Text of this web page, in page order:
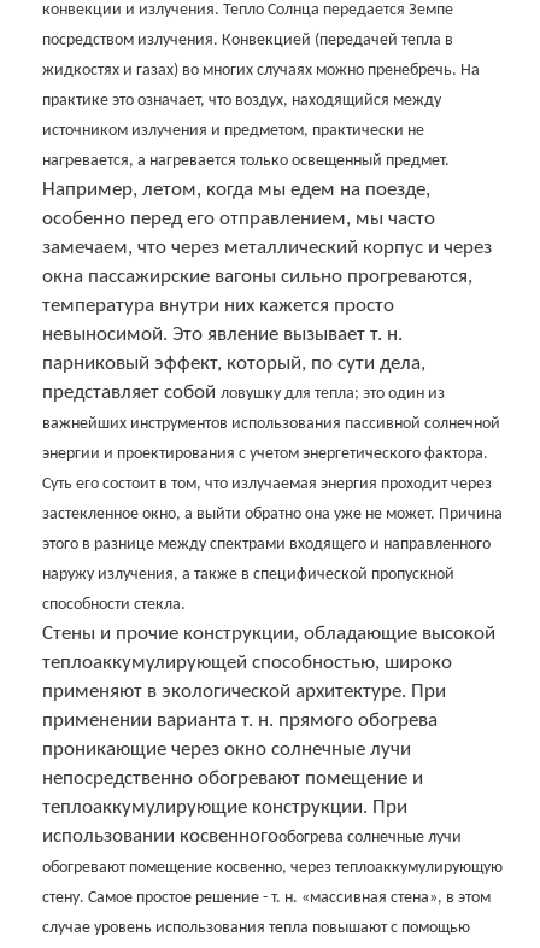
конвекции и излучения. Тепло Солнца передается Земпе
посредством излучения. Конвекцией (передачей тепла в
жидкостях и газах) во многих случаях можно пренебречь. На
практике это означает, что воздух, находящийся между
источником излучения и предметом, практически не
нагревается, а нагревается только освещенный предмет.
Например, летом, когда мы едем на поезде,
особенно перед его отправлением, мы часто
замечаем, что через металлический корпус и через
окна пассажирские вагоны сильно прогреваются,
температура внутри них кажется просто
невыносимой. Это явление вызывает т. н.
парниковый эффект, который, по сути дела,
представляет собой ловушку для тепла; это один из
важнейших инструментов использования пассивной солнечной
энергии и проектирования с учетом энергетического фактора.
Суть его состоит в том, что излучаемая энергия проходит через
застекленное окно, а выйти обратно она уже не может. Причина
этого в разнице между спектрами входящего и направленного
наружу излучения, а также в специфической пропускной
способности стекла.
Стены и прочие конструкции, обладающие высокой
теплоаккумулирующей способностью, широко
применяют в экологической архитектуре. При
применении варианта т. н. прямого обогрева
проникающие через окно солнечные лучи
непосредственно обогревают помещение и
теплоаккумулирующие конструкции. При
использовании косвенногообогрева солнечные лучи
обогревают помещение косвенно, через теплоаккумулирующую
стену. Самое простое решение - т. н. «массивная стена», в этом
случае уровень использования тепла повышают с помощью